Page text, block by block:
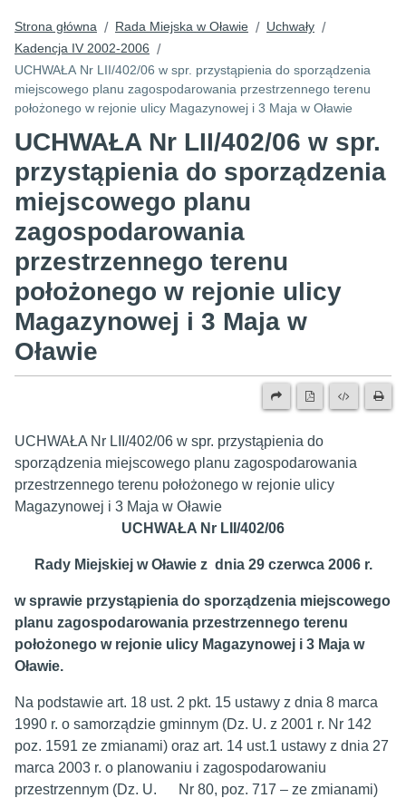
Strona główna / Rada Miejska w Oławie / Uchwały /
Kadencja IV 2002-2006 /
UCHWAŁA Nr LII/402/06 w spr. przystąpienia do sporządzenia
miejscowego planu zagospodarowania przestrzennego terenu
położonego w rejonie ulicy Magazynowej i 3 Maja w Oławie
UCHWAŁA Nr LII/402/06 w spr.
przystąpienia do sporządzenia
miejscowego planu
zagospodarowania
przestrzennego terenu
położonego w rejonie ulicy
Magazynowej i 3 Maja w
Oławie
UCHWAŁA Nr LII/402/06 w spr. przystąpienia do
sporządzenia miejscowego planu zagospodarowania
przestrzennego terenu położonego w rejonie ulicy
Magazynowej i 3 Maja w Oławie
UCHWAŁA Nr LII/402/06
Rady Miejskiej w Oławie z dnia 29 czerwca 2006 r.
w sprawie przystąpienia do sporządzenia miejscowego
planu zagospodarowania przestrzennego terenu
położonego w rejonie ulicy Magazynowej i 3 Maja w
Oławie.
Na podstawie art. 18 ust. 2 pkt. 15 ustawy z dnia 8 marca
1990 r. o samorządzie gminnym (Dz. U. z 2001 r. Nr 142
poz. 1591 ze zmianami) oraz art. 14 ust.1 ustawy z dnia 27
marca 2003 r. o planowaniu i zagospodarowaniu
przestrzennym (Dz. U. Nr 80, poz. 717 – ze zmianami)